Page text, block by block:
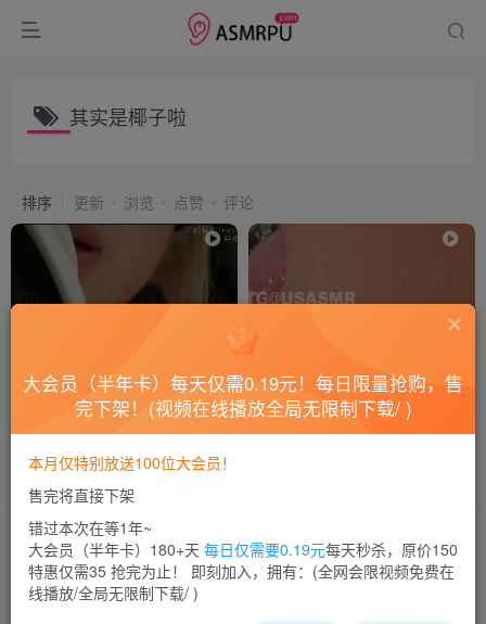
其实是椰子啦
排序 更新 浏览 点赞 评论
其实是椰子啦_F快速的金手指
木棍掏耳
会员专属 国内ASMR
菜需捆
其实是椰子啦爱发电双镜头视
觉天保鲜膜蜂蜜
大会员（半年卡）每天仅需0.19元！每日限量抢购，售
完下架！(视频在线播放全局无限制下载/ )
本月仅特别放送100位大会员！
售完将直接下架
错过本次在等1年~
大会员（半年卡）180+天 每日仅需要0.19元每天秒杀，原价150
特惠仅需35 抢完为止！ 即刻加入，拥有：(全网会限视频免费在
线播放/全局无限制下载/ )